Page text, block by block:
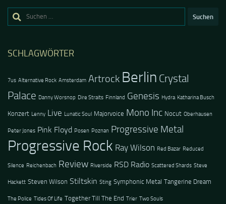
Suchen
SCHLAGWÖRTER
7us Alternative Rock Amsterdam Artrock Berlin Crystal
Palace Danny Worsnop Dire Straits Finnland Genesis Hydra Katharina Busch
Konzert Lenny Live Lunatic Soul Majorvoice Mono Inc Nocut Oberhausen
Peter Jones Pink Floyd Posen Poznan Progressive Metal
Progressive Rock Ray Wilson Red Bazar Reduced
Silence Reichenbach Review Riverside RSD Radio Scattered Shards Steve
Hackett Steven Wilson Stiltskin Sting Symphonic Metal Tangerine Dream
The Police Tides Of Life Together Till The End Trier Two Souls